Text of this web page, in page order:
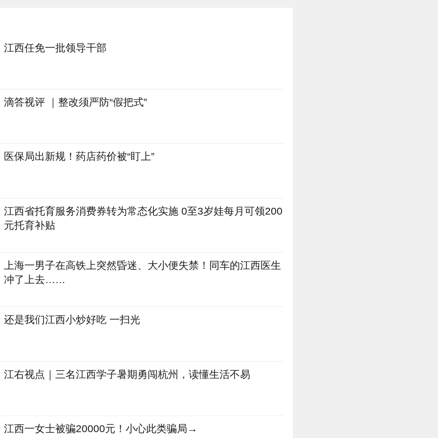
江西任免一批领导干部
滴答视评 ｜整改须严防“假把式”
医保局出新规！药店药价被“盯上”
江西省托育服务消费券转为常态化实施 0至3岁娃每月可领200
元托育补贴
上海一男子在高铁上突然昏迷、大小便失禁！同车的江西医生
冲了上去……
还是我们江西小炒好吃 一扫光
江右视点｜三名江西学子暑期勇闯杭州，读懂生活不易
江西一女士被骗20000元！小心此类骗局→